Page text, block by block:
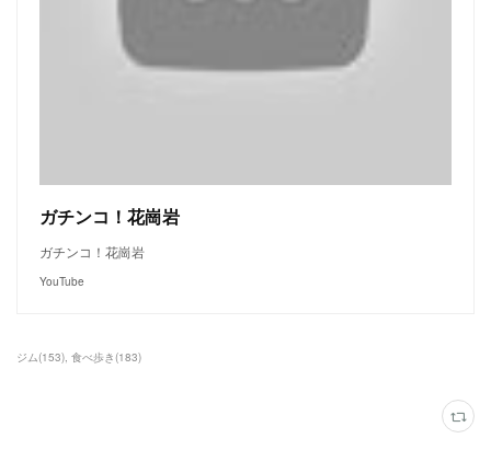
ガチンコ！花崗岩
ガチンコ！花崗岩
YouTube
ジム(153) 食べ歩き(183)